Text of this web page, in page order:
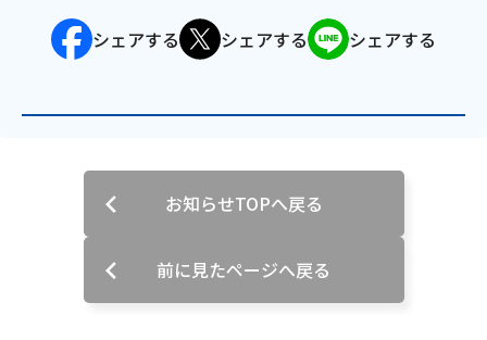
お知らせ
サイトマップ
安全・安心マーク
安全・安心ガイド
シェアする シェアする シェアする
お知らせTOPへ戻る
前に見たページへ戻る